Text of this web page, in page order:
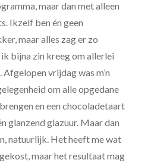
maar dan met alleen
Ikzelf ben én geen
maar alles zag er zo
bijna zin kreeg om allerlei
vrijdag was m’n
om alle opgedane
en een chocoladetaart
glanzend glazuur. Maar dan
natuurlijk. Het heeft me wat
maar het resultaat mag